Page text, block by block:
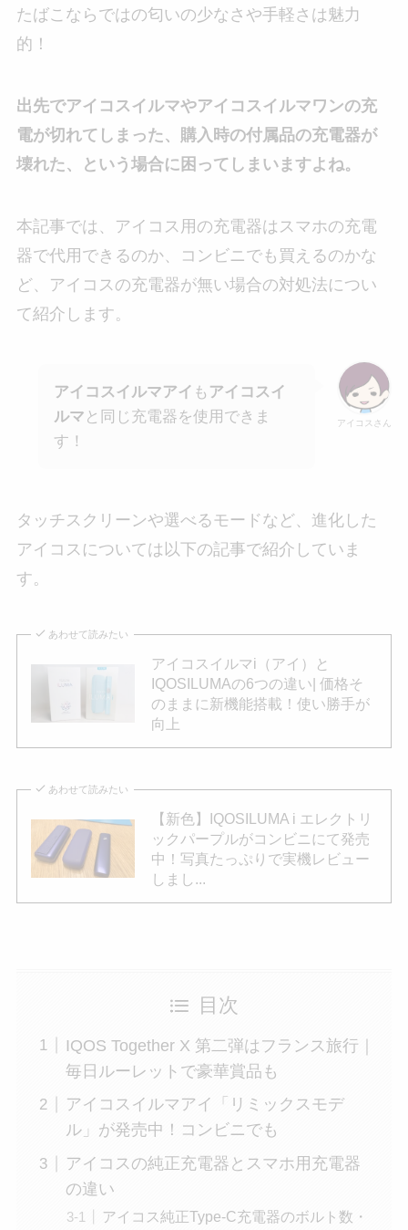
たばこならではの匂いの少なさや手軽さは魅力
的！
出先でアイコスイルマやアイコスイルマワンの充
電が切れてしまった、購入時の付属品の充電器が
壊れた、という場合に困ってしまいますよね。
本記事では、アイコス用の充電器はスマホの充電
器で代用できるのか、コンビニでも買えるのかな
ど、アイコスの充電器が無い場合の対処法につい
て紹介します。
アイコスさん
アイコスイルマアイ も アイコスイ
ルマ と同じ充電器を使用できま
す！
タッチスクリーンや選べるモードなど、進化した
アイコスについては以下の記事で紹介していま
す。
あわせて読みたい
アイコスイルマi（アイ）と
IQOSILUMAの6つの違い| 価格そ
のままに新機能搭載！使い勝手が
向上
あわせて読みたい
【新色】IQOSILUMA i エレクトリ
ックパープルがコンビニにて発売
中！写真たっぷりで実機レビュー
しまし...
目次
IQOS Together X 第二弾はフランス旅行｜
毎日ルーレットで豪華賞品も
アイコスイルマアイ「リミックスモデ
ル」が発売中！コンビニでも
アイコスの純正充電器とスマホ用充電器
の違い
アイコス純正Type-C充電器のボルト数・